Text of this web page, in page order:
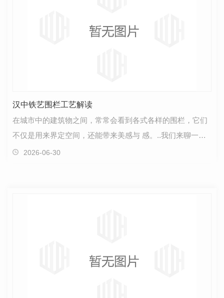
汉中铁艺围栏工艺解读
在城市中的建筑物之间，常常会看到各式各样的围栏，它们
不仅是用来界定空间，还能带来美感与 感。..我们来聊一下
汉中铁艺围栏的工艺。汉中铁艺围栏制作精细，充…
2026-06-30